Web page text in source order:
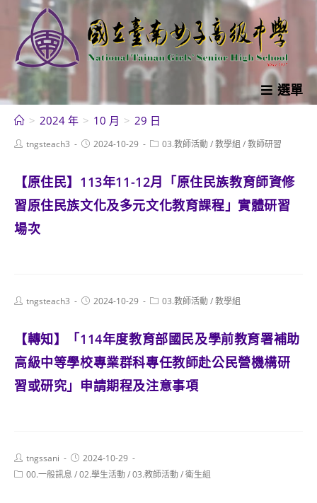
內
選單
> 2024 年 > 10 月 > 29 日
Posttngsteach3
Post2024-10-29
Post03.教師活動/教學組 /教師研習
【原住民】113年11-12月「原住民族教育師資修
習原住民族文化及多元文化教育課程」實體研習
場次
Posttngsteach3
Post2024-10-29
Post03.教師活動/教學組
【轉知】「114年度教育部國民及學前教育署補助
高級中等學校專業群科專任教師赴公民營機構研
習或研究」申請期程及注意事項
Post
author:
tngssani
Post
published:
2024-10-29
Post00.一般訊息 /02.學生活動/03.教師活動/衛生組